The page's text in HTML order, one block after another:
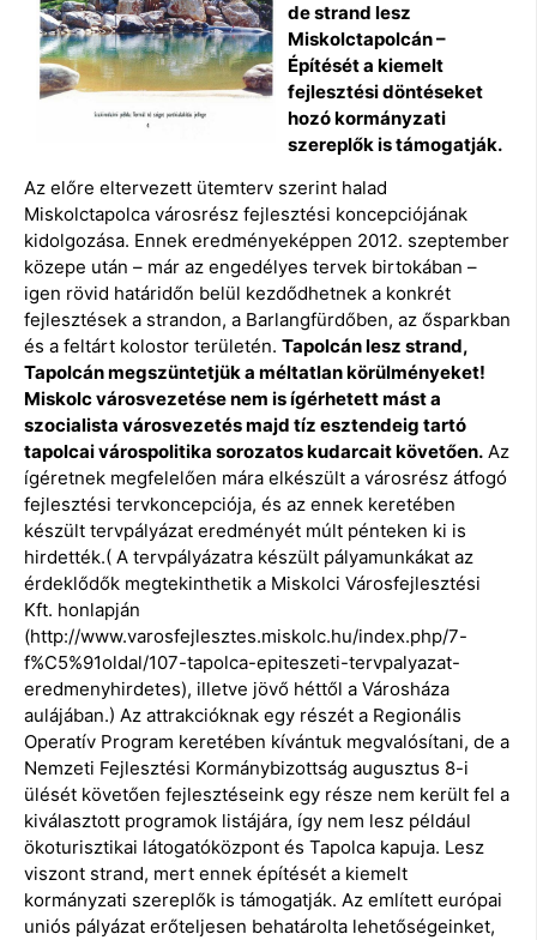
de strand lesz
Miskolctapolcán –
Építését a kiemelt
fejlesztési döntéseket
hozó kormányzati
szereplők is támogatják.
Az előre eltervezett ütemterv szerint halad
Miskolctapolca városrész fejlesztési koncepciójának
kidolgozása. Ennek eredményeképpen 2012. szeptember
közepe után – már az engedélyes tervek birtokában –
igen rövid határidőn belül kezdődhetnek a konkrét
fejlesztések a strandon, a Barlangfürdőben, az ősparkban
és a feltárt kolostor területén. Tapolcán lesz strand,
Tapolcán megszüntetjük a méltatlan körülményeket!
Miskolc városvezetése nem is ígérhetett mást a
szocialista városvezetés majd tíz esztendeig tartó
tapolcai várospolitika sorozatos kudarcait követően. Az
ígéretnek megfelelően mára elkészült a városrész átfogó
fejlesztési tervkoncepciója, és az ennek keretében
készült tervpályázat eredményét múlt pénteken ki is
hirdették.( A tervpályázatra készült pályamunkákat az
érdeklődők megtekinthetik a Miskolci Városfejlesztési
Kft. honlapján
(http://www.varosfejlesztes.miskolc.hu/index.php/7-
f%C5%91oldal/107-tapolca-epiteszeti-tervpalyazat-
eredmenyhirdetes), illetve jövő héttől a Városháza
aulájában.) Az attrakcióknak egy részét a Regionális
Operatív Program keretében kívántuk megvalósítani, de a
Nemzeti Fejlesztési Kormánybizottság augusztus 8-i
ülését követően fejlesztéseink egy része nem került fel a
kiválasztott programok listájára, így nem lesz például
ökoturisztikai látogatóközpont és Tapolca kapuja. Lesz
viszont strand, mert ennek építését a kiemelt
kormányzati szereplők is támogatják. Az említett európai
uniós pályázat erőteljesen behatárolta lehetőségeinket,